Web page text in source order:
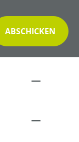
ABSCHICKEN